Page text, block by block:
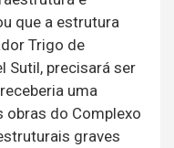
que a estrutura
Trigo de
Sutil, precisará ser
uma
obras do Complexo
graves